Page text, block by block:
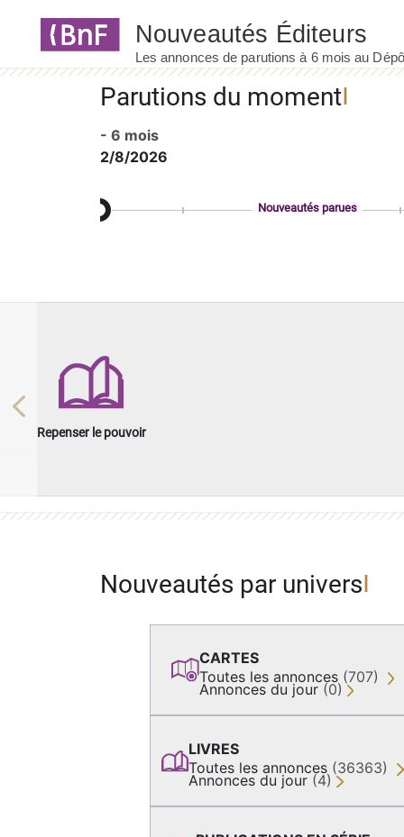
Parutions du moment
- 6 mois
2/8/2026
Nouveautés parues
Repenser le pouvoir
Previous
Nouveautés par univers
CARTES
Toutes les annonces (707)
Annonces du jour (0)
LIVRES
Toutes les annonces (36363)
Annonces du jour (4)